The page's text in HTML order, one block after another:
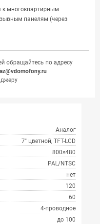
к многоквартирным
панелям (через
обращайтесь по адресу
Аналог
7" цветной, TFT-LCD
800×480
PAL/NTSC
нет
120
60
4-проводное
до 100